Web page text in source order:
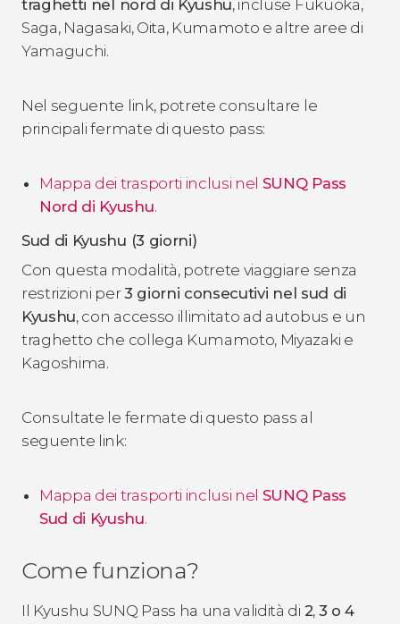
traghetti nel nord di Kyushu, incluse Fukuoka,
Saga, Nagasaki, Oita, Kumamoto e altre aree di
Yamaguchi.
Nel seguente link, potrete consultare le
principali fermate di questo pass:
Mappa dei trasporti inclusi nel SUNQ Pass
Nord di Kyushu.
Sud di Kyushu (3 giorni)
Con questa modalità, potrete viaggiare senza
restrizioni per3 giorni consecutivi nel sud di
Kyushu, con accesso illimitato ad autobus e un
traghetto che collega Kumamoto, Miyazaki e
Kagoshima.
Consultate le fermate di questo pass al
seguente link:
Mappa dei trasporti inclusi nel SUNQ Pass
Sud di Kyushu.
Come funziona?
Il Kyushu SUNQ Pass ha una validità di 2, 3 o 4